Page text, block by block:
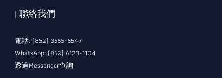
| 聯絡我們
電話: (852) 3565-6547
WhatsApp: (852) 6123-1104
透過Messenger查詢